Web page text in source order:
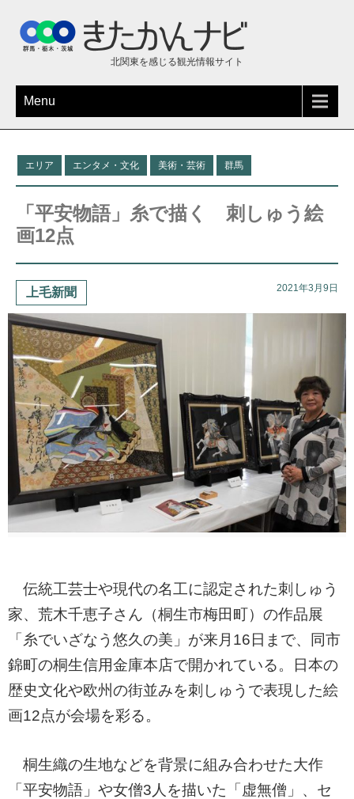
北関東を感じる観光情報サイト
Menu
エリア エンタメ・文化 美術・芸術 群馬
「平安物語」糸で描く 刺しゅう絵
画12点
上毛新聞 2021年3月9日
伝統工芸士や現代の名工に認定された刺しゅう
家、荒木千恵子さん（桐生市梅田町）の作品展
「糸でいざなう悠久の美」が来月16日まで、同市
錦町の桐生信用金庫本店で開かれている。日本の
歴史文化や欧州の街並みを刺しゅうで表現した絵
画12点が会場を彩る。
桐生織の生地などを背景に組み合わせた大作
「平安物語」や女僧3人を描いた「虚無僧」、セ